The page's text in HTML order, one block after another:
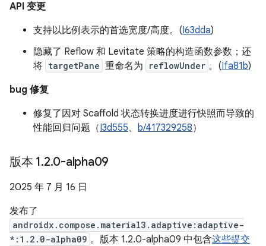
API 变更
支持以比例表示的首选宽度/高度。(I63dda)
隐藏了 Reflow 和 Levitate 策略的构造函数参数；还
将 targetPane 重命名为 reflowUnder 。(Ifa81b)
bug 修复
修复了因对 Scaffold 状态转换进度进行快照而导致的
性能回归问题（I3d555、 b/417329258）
版本 1.2.0-alpha09
2025 年 7 月 16 日
发布了
androidx.compose.material3.adaptive:adaptive-
*:1.2.0-alpha09 。版本 1.2.0-alpha09 中包含这些提交